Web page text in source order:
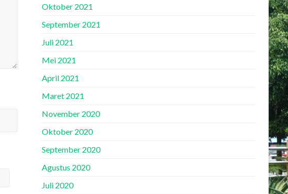
Oktober 2021
September 2021
Juli 2021
Mei 2021
April 2021
Maret 2021
November 2020
Oktober 2020
September 2020
Agustus 2020
Juli 2020